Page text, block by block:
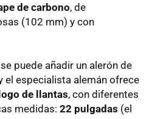
de carbono, de
(102 mm) y con
puede añadir un alerón de
el especialista alemán ofrece
de llantas, con diferentes
medidas: 22 pulgadas (el